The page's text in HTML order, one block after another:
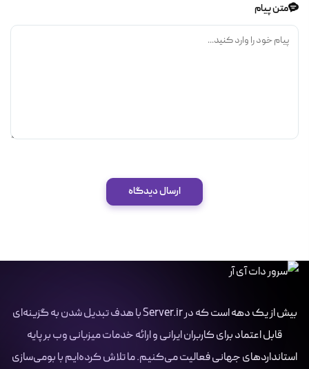
متن پیام
ارسال دیدگاه
بیش از یک دهه است که در Server.ir با هدف تبدیل شدن به گزینه‌ای
قابل اعتماد برای کاربران ایرانی و ارائه خدمات میزبانی وب بر پایه
استانداردهای جهانی فعالیت می‌کنیم. ما تلاش کرده‌ایم با بومی‌سازی